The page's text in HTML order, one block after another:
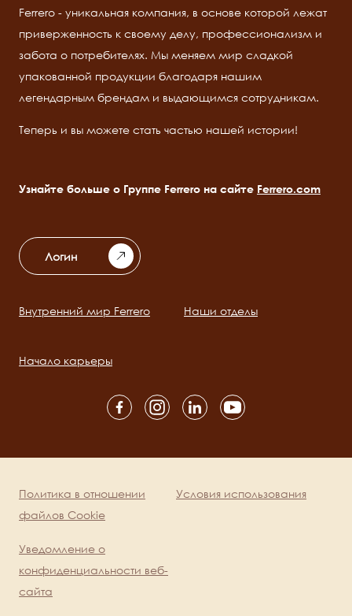
Ferrero - уникальная компания, в основе которой лежат
приверженность к своему делу, профессионализм и
забота о потребителях. Мы меняем мир сладкой
упакованной продукции благодаря нашим
легендарным брендам и выдающимся сотрудникам.
Теперь и вы можете стать частью нашей истории!
Узнайте больше о Группе Ferrero на сайте Ferrero.com
Логин
Main
Внутренний мир Ferrero Наши отделы
Начало карьеры
mobile
Legal
Политика в отношении
файлов Cookie
Уведомление о
конфиденциальности веб-
сайта
Условия использования